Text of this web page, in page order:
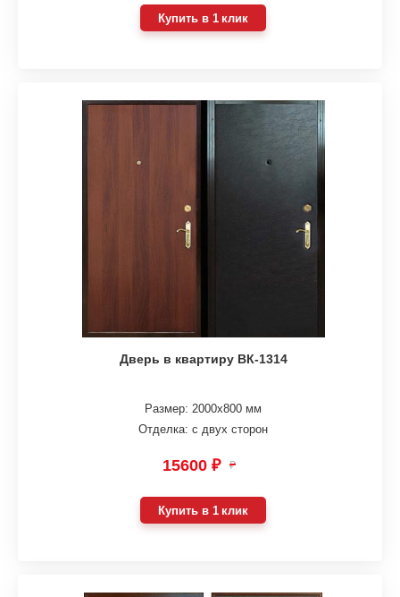
Купить в 1 клик
Дверь в квартиру ВК-1314
Размер: 2000х800 мм
Отделка: с двух сторон
15600 ₽ ₽
Купить в 1 клик